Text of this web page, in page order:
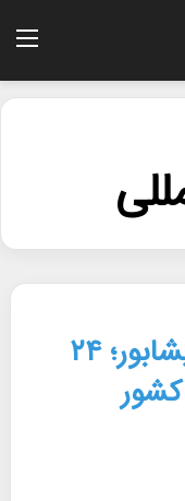
نشست خبری اجلاس نیشابور؛ ۲۴
استاد زبان فارسی از ۱۳ کشور